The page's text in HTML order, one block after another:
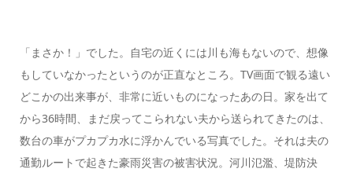
「まさか！」でした。自宅の近くには川も海もないので、想像
もしていなかったというのが正直なところ。TV画面で観る遠い
どこかの出来事が、非常に近いものになったあの日。家を出て
から36時間、まだ戻ってこられない夫から送られてきたのは、
数台の車がプカプカ水に浮かんでいる写真でした。それは夫の
通勤ルートで起きた豪雨災害の被害状況。河川氾濫、堤防決